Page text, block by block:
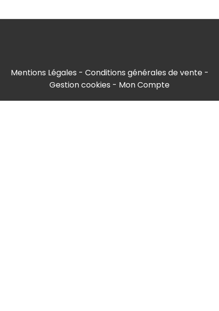
Mentions Légales
Conditions générales de vente
Gestion cookies
Mon Compte